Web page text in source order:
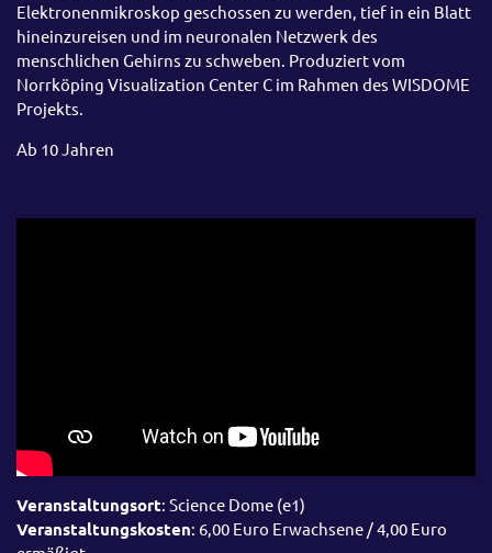
Elektronenmikroskop geschossen zu werden, tief in ein Blatt
hineinzureisen und im neuronalen Netzwerk des
menschlichen Gehirns zu schweben. Produziert vom
Norrköping Visualization Center C im Rahmen des WISDOME
Projekts.
Ab 10 Jahren
Veranstaltungsort: Science Dome (e1)
Veranstaltungskosten: 6,00 Euro Erwachsene / 4,00 Euro